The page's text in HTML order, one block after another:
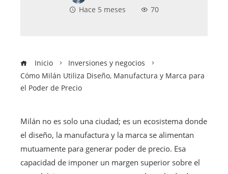
Hace 5 meses
70
Inicio
Inversiones y negocios
Cómo Milán Utiliza Diseño, Manufactura y Marca para
el Poder de Precio
Milán no es solo una ciudad; es un ecosistema donde
el diseño, la manufactura y la marca se alimentan
mutuamente para generar poder de precio. Esa
capacidad de imponer un margen superior sobre el